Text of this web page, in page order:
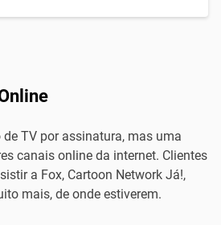
TV por assinatura, mas uma
canais online da internet. Clientes
a Fox, Cartoon Network Já!,
mais, de onde estiverem.